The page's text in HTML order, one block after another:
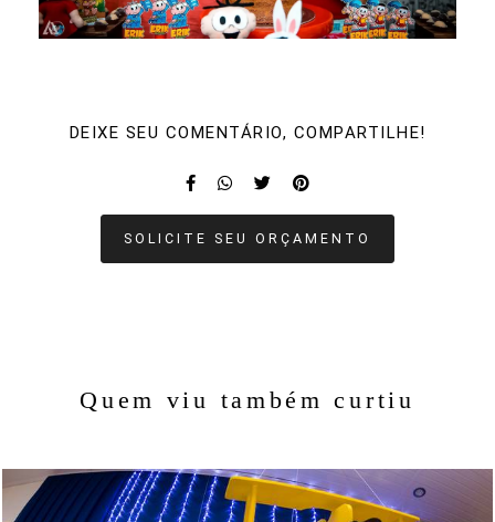
DEIXE SEU COMENTÁRIO, COMPARTILHE!
SOLICITE SEU ORÇAMENTO
Quem viu também curtiu